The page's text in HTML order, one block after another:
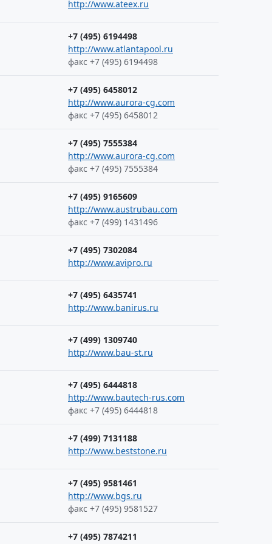
http://www.ateex.ru
+7 (495) 6194498
http://www.atlantapool.ru
факс +7 (495) 6194498
+7 (495) 6458012
http://www.aurora-cg.com
факс +7 (495) 6458012
+7 (495) 7555384
http://www.aurora-cg.com
факс +7 (495) 7555384
+7 (495) 9165609
http://www.austrubau.com
факс +7 (499) 1431496
+7 (495) 7302084
http://www.avipro.ru
+7 (495) 6435741
http://www.banirus.ru
+7 (499) 1309740
http://www.bau-st.ru
+7 (495) 6444818
http://www.bautech-rus.com
факс +7 (495) 6444818
+7 (499) 7131188
http://www.beststone.ru
+7 (495) 9581461
http://www.bgs.ru
факс +7 (495) 9581527
+7 (495) 7874211